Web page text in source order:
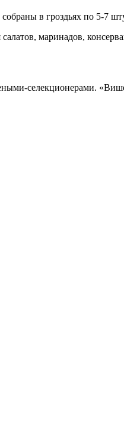
в гроздьях по 5-7
маринадов,
селекционерами.